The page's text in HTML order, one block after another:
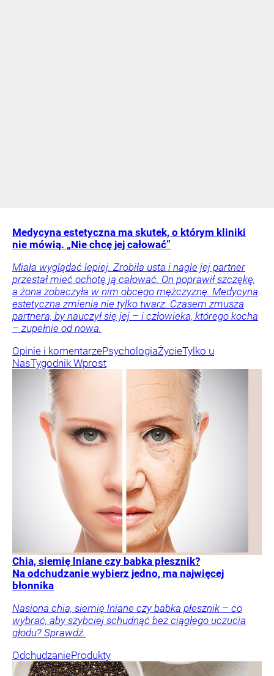
Medycyna estetyczna ma skutek, o którym kliniki
nie mówią. „Nie chcę jej całować”
Miała wyglądać lepiej. Zrobiła usta i nagle jej partner
przestał mieć ochotę ją całować. On poprawił szczękę,
a żona zobaczyła w nim obcego mężczyznę. Medycyna
estetyczna zmienia nie tylko twarz. Czasem zmusza
partnera, by nauczył się jej – i człowieka, którego kocha
– zupełnie od nowa.
Opinie i komentarzePsychologiaŻycieTylko u
NasTygodnik Wprost
Chia, siemię lniane czy babka płesznik?
Na odchudzanie wybierz jedno, ma najwięcej
błonnika
Nasiona chia, siemię lniane czy babka płesznik – co
wybrać, aby szybciej schudnąć bez ciągłego uczucia
głodu? Sprawdź.
OdchudzanieProdukty